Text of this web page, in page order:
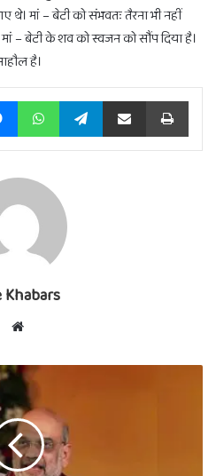
थे। मां – बेटी को संभवतः तैरना भी नहीं
– बेटी के शव को स्वजन को सौंप दिया है।
है।
MessengerWhatsAppTelegramShare via Email Print
Khabars
Website